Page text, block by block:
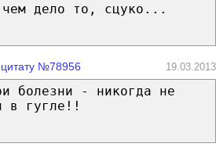
дело то, сцуко...
№78956 19.03.2013
болезни - никогда не
в гугле!!